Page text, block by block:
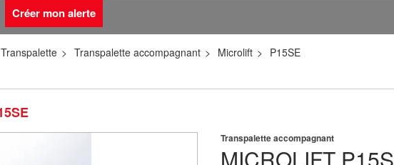
Créer mon alerte
Transpalette Transpalette accompagnant Microlift P15SE
Transpalette accompagnant